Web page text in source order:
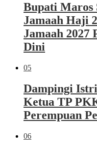
Bupati Maros
Jamaah Haji
Jamaah 2027
Dini
05
Dampingi
Ketua TP
Perempuan
06